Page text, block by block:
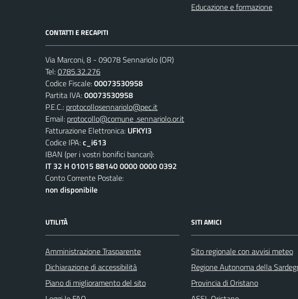
Educazione e formazione
CONTATTI E RECAPITI
Via Marconi, 8 - 09078 Sennariolo (OR)
Tel:0785.32.276
Codice Fiscale:00073530958
Partita IVA:00073530958
P.E.C.: protocollosennariolo@pec.it
Email: protocollo@comune .sennariolo.or.it
Fatturazione Elettronica: UFKYI3
Codice IPA:c_i613
IBAN (per i vostri bonifici bancari):
IT 32 H 01015 88140 0000 0000 0392
Conto Corrente Postale:
non disponibile
UTILITÀ
Amministrazione Trasparente
Dichiarazione di accessibilità
Piano di miglioramento del sito
SITI AMICI
Sito regionale con avvisi meteo
Regione Autonoma della
Provincia di Oristano